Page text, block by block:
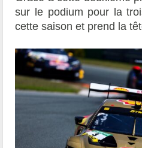
sur le podium pour la
cette saison et prend la